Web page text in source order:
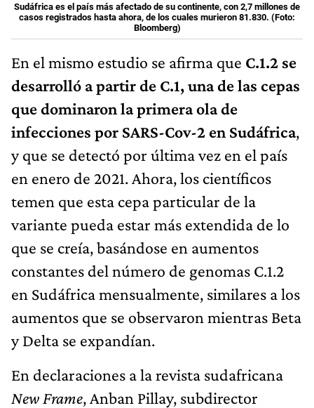
Sudáfrica es el país más afectado de su continente, con 2,7 millones de
casos registrados hasta ahora, de los cuales murieron 81.830. (Foto:
Bloomberg)
En el mismo estudio se afirma que C.1.2 se
desarrolló a partir de C.1,una de las cepas
que dominaron la primera ola de
infecciones por SARS-Cov-2 en Sudáfrica,
y que se detectó por última vez en el país
en enero de 2021. Ahora, los científicos
temen que esta cepa particular de la
variante pueda estar más extendida de lo
que se creía, basándose en aumentos
constantes del número de genomas C.1.2
en Sudáfrica mensualmente, similares a los
aumentos que se observaron mientras Beta
y Delta se expandían.
En declaraciones a la revista sudafricana
New Frame, Anban Pillay, subdirector